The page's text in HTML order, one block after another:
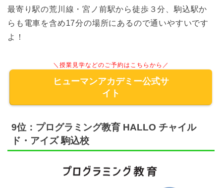
最寄り駅の荒川線・宮ノ前駅から徒歩３分、駒込駅か
らも電車を含め17分の場所にあるので通いやすいです
よ！
＼授業見学などのご予約はこちらから／
ヒューマンアカデミー公式サ
イト
9位：プログラミング教育 HALLO チャイル
ド・アイズ 駒込校